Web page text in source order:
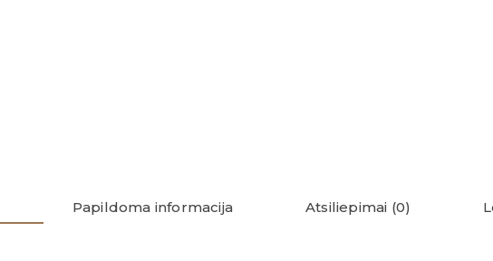
Papildoma informacija Atsiliepimai (0)